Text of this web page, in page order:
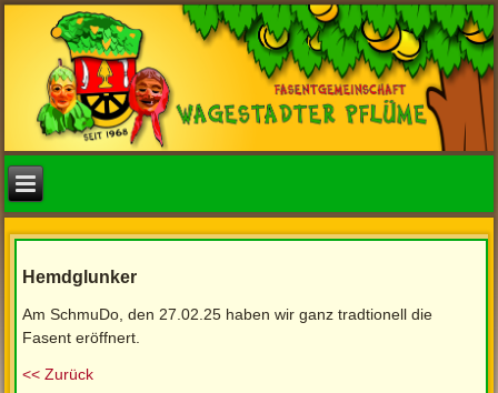
Hemdglunker
Am SchmuDo, den 27.02.25 haben wir ganz tradtionell die
Fasent eröffnert.
<< Zurück